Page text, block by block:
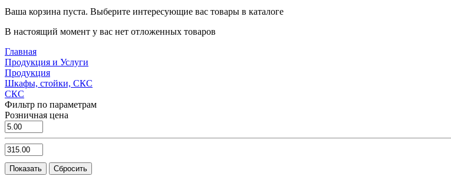
Ваша корзина пуста. Выберите интересующие вас товары в каталоге
В настоящий момент у вас нет отложенных товаров
Главная
Продукция и Услуги
Продукция
Шкафы, стойки, СКС
СКС
Фильтр по параметрам
Розничная цена